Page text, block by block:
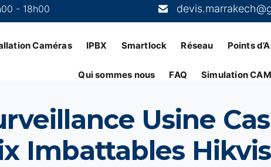
- 18h00
Caméras IPBX Smartlock Réseau Points
Qui sommes nous FAQ Simulation
Usine
Imbattables